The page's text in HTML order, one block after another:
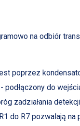
na odbiór
poprzez
do
zadziałania
do R7 pozwalają na